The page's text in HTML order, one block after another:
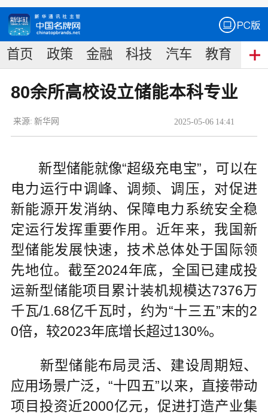
首页 政策 金融 科技 汽车 教育 食
80余所高校设立储能本科专业
2025-05-06 14:41
来源: 新华网
新型储能就像“超级充电宝”，可以在
电力运行中调峰、调频、调压，对促进
新能源开发消纳、保障电力系统安全稳
定运行发挥重要作用。近年来，我国新
型储能发展快速，技术总体处于国际领
先地位。截至2024年底，全国已建成投
运新型储能项目累计装机规模达7376万
千瓦/1.68亿千瓦时，约为“十三五”末的2
0倍，较2023年底增长超过130%。
新型储能布局灵活、建设周期短、
应用场景广泛，“十四五”以来，直接带动
项目投资近2000亿元，促进打造产业集